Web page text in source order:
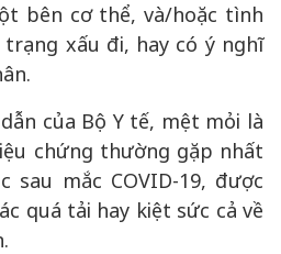
bên cơ thể, và/hoặc tình
xấu đi, hay có ý nghĩ
của Bộ Y tế, mệt mỏi là
chứng thường gặp nhất
sau mắc COVID-19, được
quá tải hay kiệt sức cả về